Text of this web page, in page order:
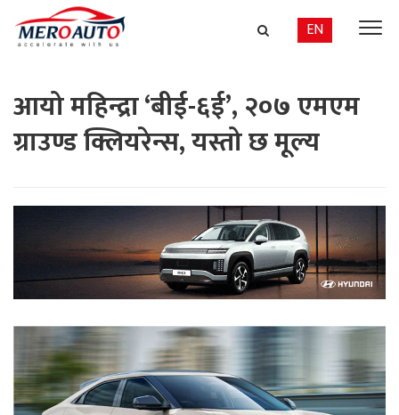
EN
आयो महिन्द्रा ‘बीई-६ई’, २०७ एमएम
ग्राउण्ड क्लियरेन्स, यस्तो छ मूल्य